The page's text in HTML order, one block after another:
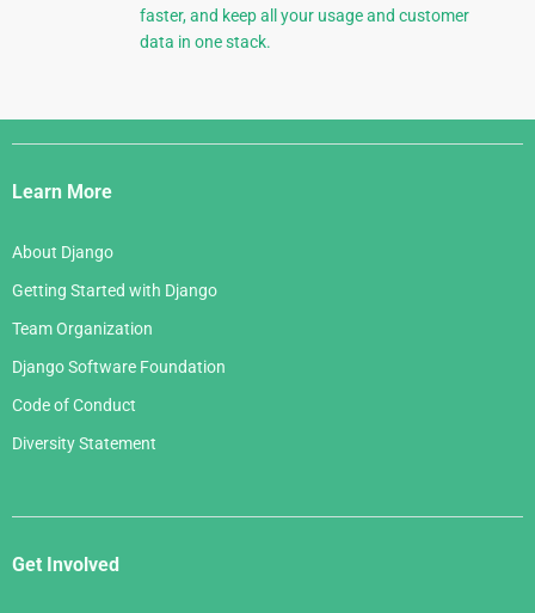
faster, and keep all your usage and customer
data in one stack.
Django
Links
Learn More
About Django
Getting Started with Django
Team Organization
Django Software Foundation
Code of Conduct
Diversity Statement
Get Involved